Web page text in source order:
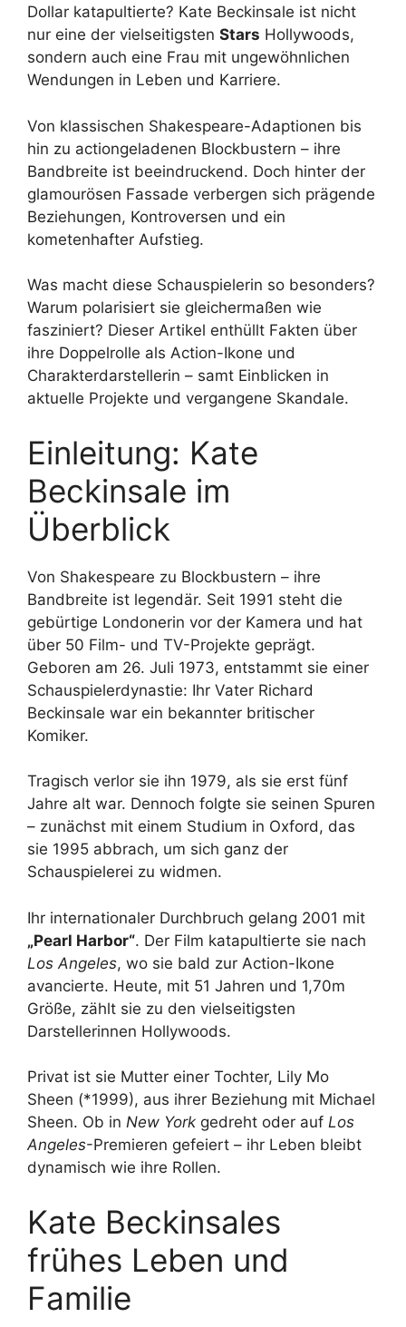
Dollar katapultierte? Kate Beckinsale ist nicht
nur eine der vielseitigsten Stars Hollywoods,
sondern auch eine Frau mit ungewöhnlichen
Wendungen in Leben und Karriere.
Von klassischen Shakespeare-Adaptionen bis
hin zu actiongeladenen Blockbustern – ihre
Bandbreite ist beeindruckend. Doch hinter der
glamourösen Fassade verbergen sich prägende
Beziehungen, Kontroversen und ein
kometenhafter Aufstieg.
Was macht diese Schauspielerin so besonders?
Warum polarisiert sie gleichermaßen wie
fasziniert? Dieser Artikel enthüllt Fakten über
ihre Doppelrolle als Action-Ikone und
Charakterdarstellerin – samt Einblicken in
aktuelle Projekte und vergangene Skandale.
Einleitung: Kate
Beckinsale im
Überblick
Von Shakespeare zu Blockbustern – ihre
Bandbreite ist legendär. Seit 1991 steht die
gebürtige Londonerin vor der Kamera und hat
über 50 Film- und TV-Projekte geprägt.
Geboren am 26. Juli 1973, entstammt sie einer
Schauspielerdynastie: Ihr Vater Richard
Beckinsale war ein bekannter britischer
Komiker.
Tragisch verlor sie ihn 1979, als sie erst fünf
Jahre alt war. Dennoch folgte sie seinen Spuren
– zunächst mit einem Studium in Oxford, das
sie 1995 abbrach, um sich ganz der
Schauspielerei zu widmen.
Ihr internationaler Durchbruch gelang 2001 mit
„Pearl Harbor“. Der Film katapultierte sie nach
Los Angeles, wo sie bald zur Action-Ikone
avancierte. Heute, mit 51 Jahren und 1,70m
Größe, zählt sie zu den vielseitigsten
Darstellerinnen Hollywoods.
Privat ist sie Mutter einer Tochter, Lily Mo
Sheen (*1999), aus ihrer Beziehung mit Michael
Sheen. Ob in New York gedreht oder auf Los
Angeles-Premieren gefeiert – ihr Leben bleibt
dynamisch wie ihre Rollen.
Kate Beckinsales
frühes Leben und
Familie